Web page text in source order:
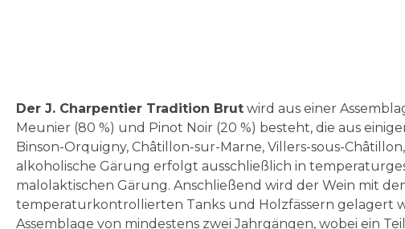
Der J. Charpentier Tradition Brut wird aus einer
Meunier (80 %) und Pinot Noir (20 %) besteht, die aus
Binson-Orquigny, Châtillon-sur-Marne, Villers-sous-
alkoholische Gärung erfolgt ausschließlich in
malolaktischen Gärung. Anschließend wird der Wein mit
temperaturkontrollierten Tanks und Holzfässern gelagert
Assemblage von mindestens zwei Jahrgängen, wobei ein